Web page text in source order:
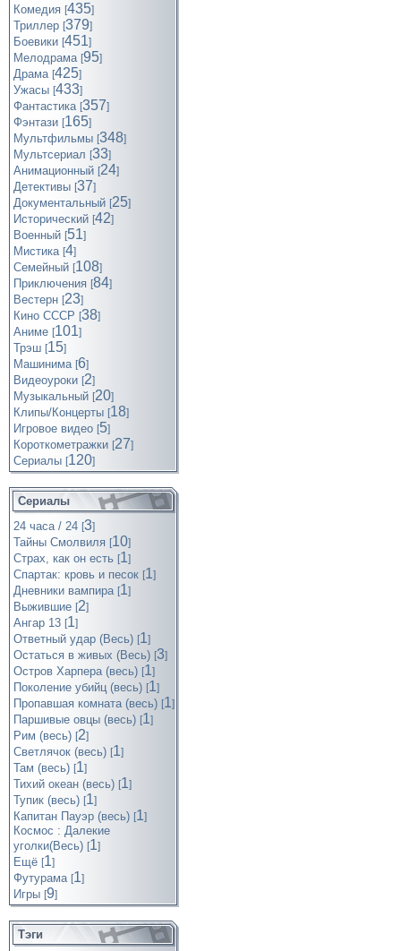
Комедия [435]
Триллер [379]
Боевики [451]
Мелодрама [95]
Драма [425]
Ужасы [433]
Фантастика [357]
Фэнтази [165]
Мультфильмы [348]
Мультсериал [33]
Анимационный [24]
Детективы [37]
Документальный [25]
Исторический [42]
Военный [51]
Мистика [4]
Семейный [108]
Приключения [84]
Вестерн [23]
Кино СССР [38]
Аниме [101]
Трэш [15]
Машинима [6]
Видеоуроки [2]
Музыкальный [20]
Клипы/Концерты [18]
Игровое видео [5]
Короткометражки [27]
Cериалы [120]
Сериалы
24 часа / 24 [3]
Тайны Смолвиля [10]
Страх, как он есть [1]
Спартак: кровь и песок [1]
Дневники вампира [1]
Выжившие [2]
Ангар 13 [1]
Ответный удар (Весь) [1]
Остаться в живых (Весь) [3]
Остров Харпера (весь) [1]
Поколение убийц (весь) [1]
Пропавшая комната (весь) [1]
Паршивые овцы (весь) [1]
Рим (весь) [2]
Светлячок (весь) [1]
Там (весь) [1]
Тихий океан (весь) [1]
Тупик (весь) [1]
Капитан Пауэр (весь) [1]
Космос : Далекие
уголки(Весь) [1]
Ещё [1]
Футурама [1]
Игры [9]
Тэги